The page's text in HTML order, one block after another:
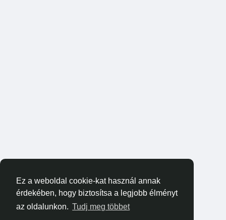
Ez a weboldal cookie-kat használ annak
érdekében, hogy biztosítsa a legjobb élményt
az oldalunkon. Tudj meg többet